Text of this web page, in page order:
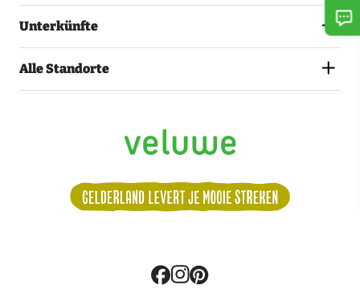
Unterkünfte
Alle Standorte